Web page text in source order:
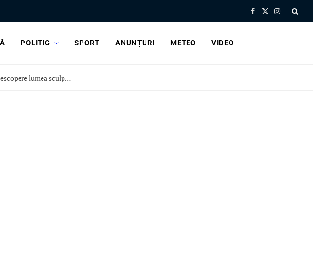
Facebook
X
Instagram
POLITIC SPORT ANUNȚURI METEO VIDEO
Astăzi, „Vacanța la muzeu” îi invită pe copii să descopere lumea sculpturii, la Curtea Domnească